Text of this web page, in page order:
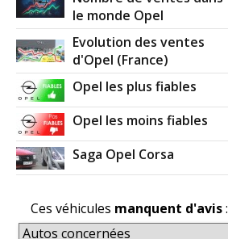
le monde Opel
Evolution des ventes
d'Opel (France)
Opel les plus fiables
Opel les moins fiables
Saga Opel Corsa
Ces véhicules manquent d'avis: